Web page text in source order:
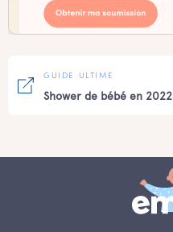
GUIDE ULTIME
Shower de bébé en 2022